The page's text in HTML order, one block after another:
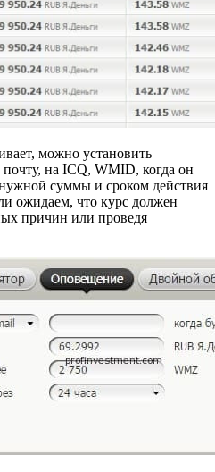
можно установить
на ICQ, WMID, когда он
суммы и сроком действия
ожидаем, что курс должен
причин или проведя